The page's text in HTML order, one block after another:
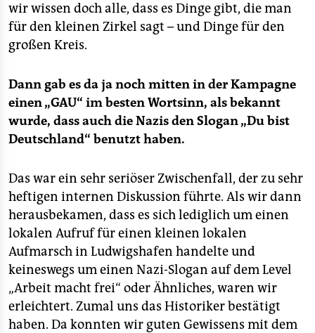
wir wissen doch alle, dass es Dinge gibt, die man
für den kleinen Zirkel sagt – und Dinge für den
großen Kreis.
Dann gab es da ja noch mitten in der Kampagne
einen „GAU“ im besten Wortsinn, als bekannt
wurde, dass auch die Nazis den Slogan „Du bist
Deutschland“ benutzt haben.
Das war ein sehr seriöser Zwischenfall, der zu sehr
heftigen internen Diskussion führte. Als wir dann
herausbekamen, dass es sich lediglich um einen
lokalen Aufruf für einen kleinen lokalen
Aufmarsch in Ludwigshafen handelte und
keineswegs um einen Nazi-Slogan auf dem Level
„Arbeit macht frei“ oder Ähnliches, waren wir
erleichtert. Zumal uns das Historiker bestätigt
haben. Da konnten wir guten Gewissens mit dem